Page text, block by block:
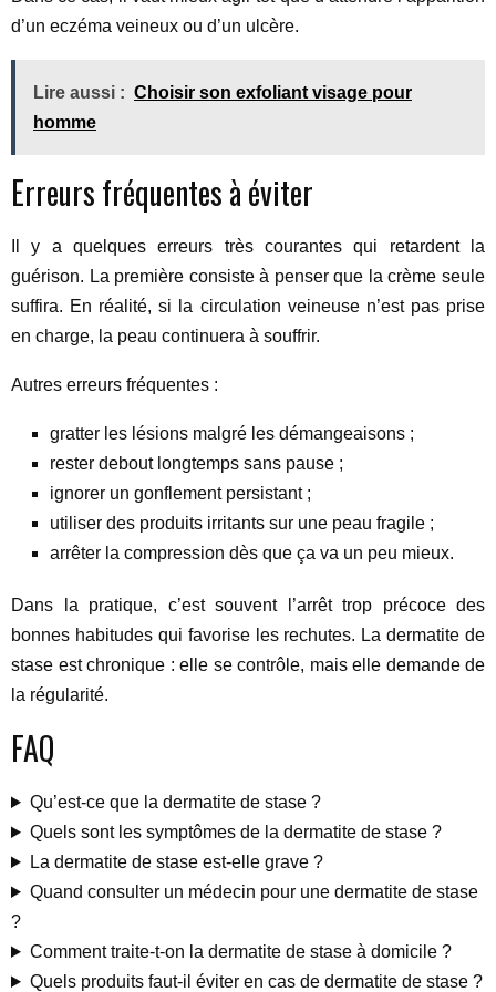
d’un eczéma veineux ou d’un ulcère.
Lire aussi : Choisir son exfoliant visage pour
homme
Erreurs fréquentes à éviter
Il y a quelques erreurs très courantes qui retardent la
guérison. La première consiste à penser que la crème seule
suffira. En réalité, si la circulation veineuse n’est pas prise
en charge, la peau continuera à souffrir.
Autres erreurs fréquentes :
gratter les lésions malgré les démangeaisons ;
rester debout longtemps sans pause ;
ignorer un gonflement persistant ;
utiliser des produits irritants sur une peau fragile ;
arrêter la compression dès que ça va un peu mieux.
Dans la pratique, c’est souvent l’arrêt trop précoce des
bonnes habitudes qui favorise les rechutes. La dermatite de
stase est chronique : elle se contrôle, mais elle demande de
la régularité.
FAQ
Qu’est-ce que la dermatite de stase ?
Quels sont les symptômes de la dermatite de stase ?
La dermatite de stase est-elle grave ?
Quand consulter un médecin pour une dermatite de stase
?
Comment traite-t-on la dermatite de stase à domicile ?
Quels produits faut-il éviter en cas de dermatite de stase ?